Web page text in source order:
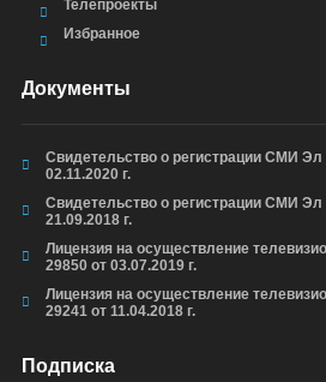
Телепроекты
Избранное
Документы
Свидетельство о регистрации СМИ
02.11.2020 г.
Свидетельство о регистрации СМИ
21.09.2018 г.
Лицензия на осуществление
29850 от 03.07.2019 г.
Лицензия на осуществление
29241 от 11.04.2018 г.
Подписка